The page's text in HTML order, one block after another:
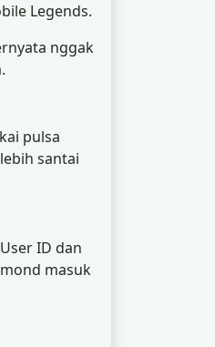
Legends.
nggak
pulsa
santai
ID dan
masuk